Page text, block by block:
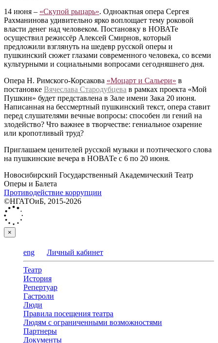
14 июня – «Скупой рыцарь». Одноактная опера Сергея
Рахманинова удивительно ярко воплощает тему роковой
власти денег над человеком. Постановку в НОВАТе
осуществил режиссёр Алексей Смирнов, который
предложили взглянуть на шедевр русской оперы и
пушкинский сюжет глазами современного человека, со всеми
культурными и социальными вопросами сегодняшнего дня.
Опера Н. Римского-Корсакова «Моцарт и Сальери» в
постановке Вячеслава Стародубцева в рамках проекта «Мой
Пушкин» будет представлена в Зале имени Зака 20 июня.
Написанная на бессмертный пушкинский текст, опера ставит
перед слушателями вечные вопросы: способен ли гений на
злодейство? Что важнее в творчестве: гениальное озарение
или кропотливый труд?
Приглашаем ценителей русской музыки и поэтического слова
на пушкинские вечера в НОВАТе с 6 по 20 июня.
Новосибирский Государственный Академический Театр
Оперы и Балета
Противодействие коррупции
©НГАТОиБ, 2015-2026
×
eng Личный кабинет
Театр
История
Репертуар
Гастроли
Люди
Правила посещения театра
Людям с ограниченными возможностями
Партнеры
Документы